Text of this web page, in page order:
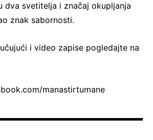
dva svetitelja i značaj okupljanja
znak sabornosti.
i video zapise pogledajte na
manastirtumane